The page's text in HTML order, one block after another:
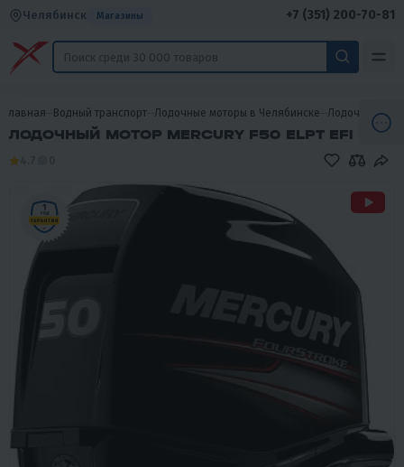
Челябинск Магазины +7 (351) 200-70-81
Главная Водный транспорт Лодочные моторы в Челябинске Лодочные
ЛОДОЧНЫЙ МОТОР MERCURY F50 ELPT EFI